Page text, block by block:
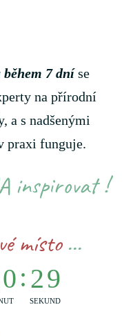
7 dníse
na přírodní
a s nadšenými
praxi funguje.
inspirovat !
místo ...
0 27
SEKUND